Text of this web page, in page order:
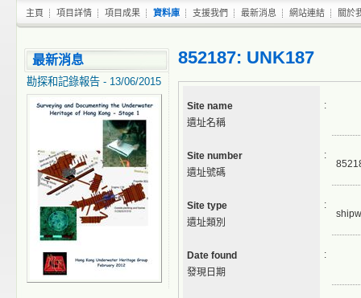
主頁 項目詳情 項目成果 資料庫 支援我們 最新消息 網站連結 關於
最新消息
勘探和記錄報告 - 13/06/2015
852187: UNK187
Site name
遺址名稱
:
Site number
遺址號碼
:
Site type
遺址類別
:
Date found
發現日期
: